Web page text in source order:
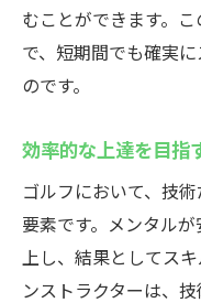
むことができます。
で、短期間でも確実
のです。
効率的な上達を目指
ゴルフにおいて、技
要素です。メンタル
上し、結果としてス
ンストラクターは、